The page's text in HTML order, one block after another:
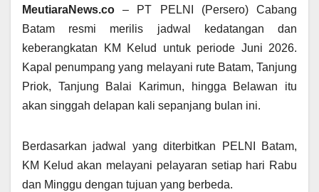
MeutiaraNews.co – PT PELNI (Persero) Cabang
Batam resmi merilis jadwal kedatangan dan
keberangkatan KM Kelud untuk periode Juni 2026.
Kapal penumpang yang melayani rute Batam, Tanjung
Priok, Tanjung Balai Karimun, hingga Belawan itu
akan singgah delapan kali sepanjang bulan ini.
Berdasarkan jadwal yang diterbitkan PELNI Batam,
KM Kelud akan melayani pelayaran setiap hari Rabu
dan Minggu dengan tujuan yang berbeda.